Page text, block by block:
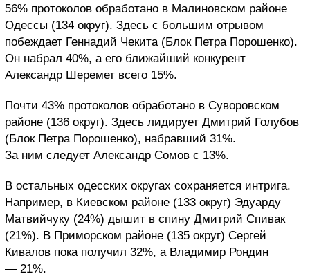
56% протоколов обработано в Малиновском районе
Одессы (134 округ). Здесь с большим отрывом
побеждает Геннадий Чекита (Блок Петра Порошенко).
Он набрал 40%, а его ближайший конкурент
Александр Шеремет всего 15%.
Почти 43% протоколов обработано в Суворовском
районе (136 округ). Здесь лидирует Дмитрий Голубов
(Блок Петра Порошенко), набравший 31%.
За ним следует Александр Сомов с 13%.
В остальных одесских округах сохраняется интрига.
Например, в Киевском районе (133 округ) Эдуарду
Матвийчуку (24%) дышит в спину Дмитрий Спивак
(21%). В Приморском районе (135 округ) Сергей
Кивалов пока получил 32%, а Владимир Рондин
— 21%.